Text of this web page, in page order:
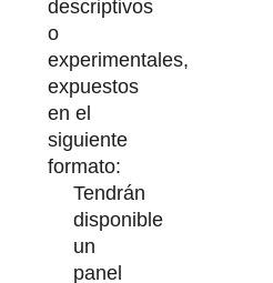
descriptivos
o
experimentales,
expuestos
en el
siguiente
formato:
Tendrán
disponible
un
panel